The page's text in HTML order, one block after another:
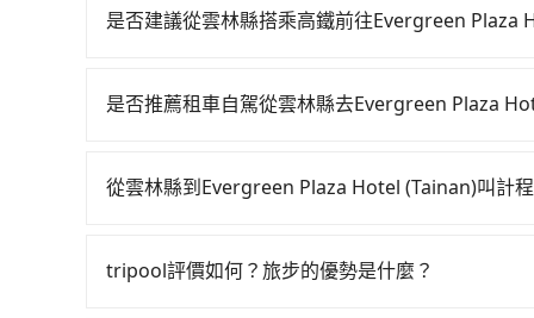
算，價格清楚透明且沒有隱藏費用。
是否建議從雲林縣搭乘高鐵前往Evergreen Plaza
鐵站！不過從最早一班車06:47到末班車23:12，
高鐵從雲林站前往台南高鐵站，每人票價420元，
輛，計程車的密度為雙北的0.4%，換句話說，臨
是否推薦租車自駕從雲林縣去Evergreen Plaza
天就要來回，那在雲林路邊可隨租隨借的iRent應
能的每小時40元路邊停車費用預估進去，但額外
從雲林縣到Evergreen Plaza Hotel (Tainan)叫計
達汽車行等叫車看看。依照里程跳錶計算，價格
tripool評價如何？旅步的優勢是什麼？